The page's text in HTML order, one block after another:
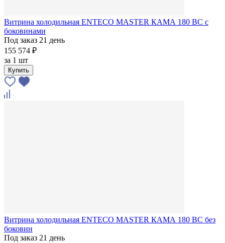
Витрина холодильная ENTECO MASTER КАМА 180 BC с
боковинами
Под заказ 21 день
155 574 ₽
за 1 шт
Купить
Витрина холодильная ENTECO MASTER КАМА 180 BC без
боковин
Под заказ 21 день